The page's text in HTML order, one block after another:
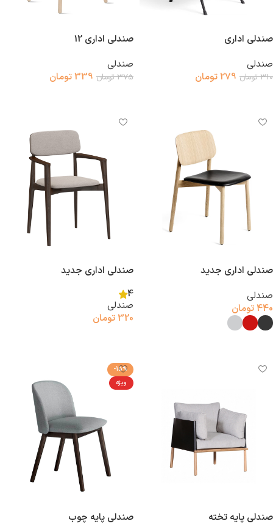
صندلی اداری
صندلی
310تومان 279تومان
صندلی اداری 12
صندلی
375تومان 339تومان
صندلی اداری جدید
صندلی
440تومان
صندلی اداری جدید
4
صندلی
320تومان
صندلی پایه تخته
-15%
ویژه
صندلی پایه چوب